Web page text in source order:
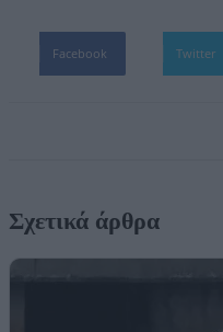
Facebook Twitter
Σχετικά άρθρα